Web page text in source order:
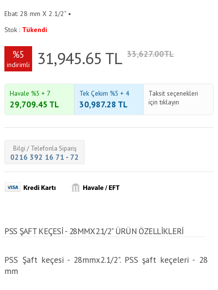
Ebat: 28 mm X 2.1/2” •
Stok : Tükendi
%5
indirimli 31,945.65 TL 33,627.00TL
Havale %5 + 7
29,709.45 TL
Tek Çekim %5 + 4
30,987.28 TL
Taksit seçenekleri
için tıklayın
Bilgi / Telefonla Sipariş
0216 392 16 71 - 72
PSS ŞAFT KEÇESI - 28MMX2.1/2" ÜRÜN ÖZELLİKLERİ
PSS Şaft keçesi - 28mmx2.1/2". PSS şaft keçeleri - 28
mm